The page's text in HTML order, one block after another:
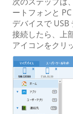
ートフォンと
デバイスで USB
接続したら、上
アイコンをクリ